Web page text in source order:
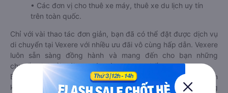
• Các đơn vị cho thuê xe máy, thuê xe du lịch uy tín
trên toàn quốc.
Chỉ với vài thao tác đơn giản, bạn đã có thể đặt được dịch vụ
di chuyển tại Vexere với nhiều ưu đãi vô cùng hấp dẫn. Vexere
luôn sẵn sàng đồng hành và mang đến cho bạn những
chuyến đi thoải mái, an toàn và trọn vẹn nhất.
Bên cạnh đó, bạn có thể tham khảo thêm các phương tiện
khác tại
Goyolo.com cho chuyến đi sắp tới. Goyolo là nền tảng